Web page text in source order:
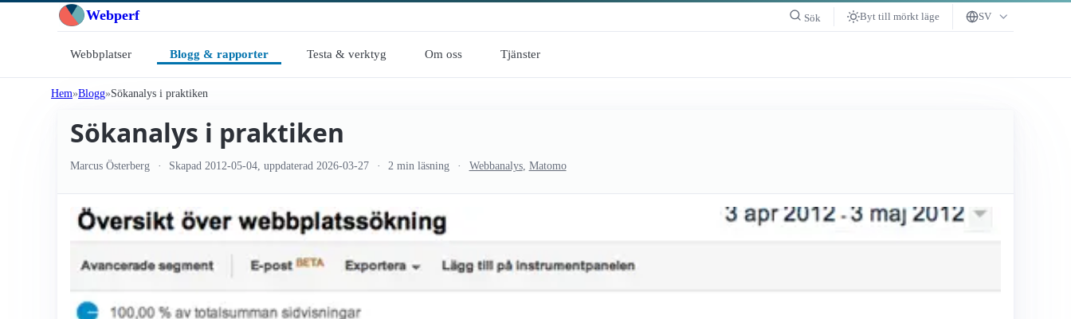
Webperf Sök Byt till mörkt läge SV
Webbplatser Blogg & rapporter Testa & verktyg Om oss Tjänster
Hem Blogg Sökanalys i praktiken
Sökanalys i praktiken
Marcus Österberg Skapad 2012-05-04 , uppdaterad 2026-03-27 2 min läsning Webbanalys, Matomo